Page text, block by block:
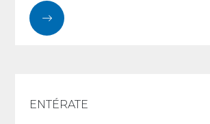
ENTÉRATE